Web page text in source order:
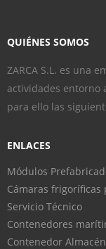
QUIÉNES SOMOS
ZARCA S.L. es una
actividades entorno
para ello las
ENLACES
Módulos
Cámaras frigoríficas
Servicio Técnico
Contenedores
Contenedor Almacén